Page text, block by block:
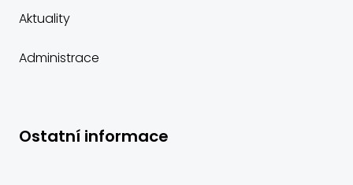
Aktuality
Administrace
Ostatní informace